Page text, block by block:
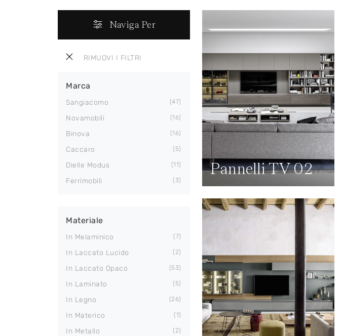
Naviga Per
RIMUOVI I FILTRI
Marca
Sangiacomo 47
Novamobili 16
Binova 16
Caccaro 5
Dielle Modus 11
Ferrimobili 3
Materiale
In Melaminico 7
In Laccato Lucido 2
In Laccato Opaco 53
In Laminato 5
In Legno 26
In Materico 1
In Metallo 2
Pannelli TV 02